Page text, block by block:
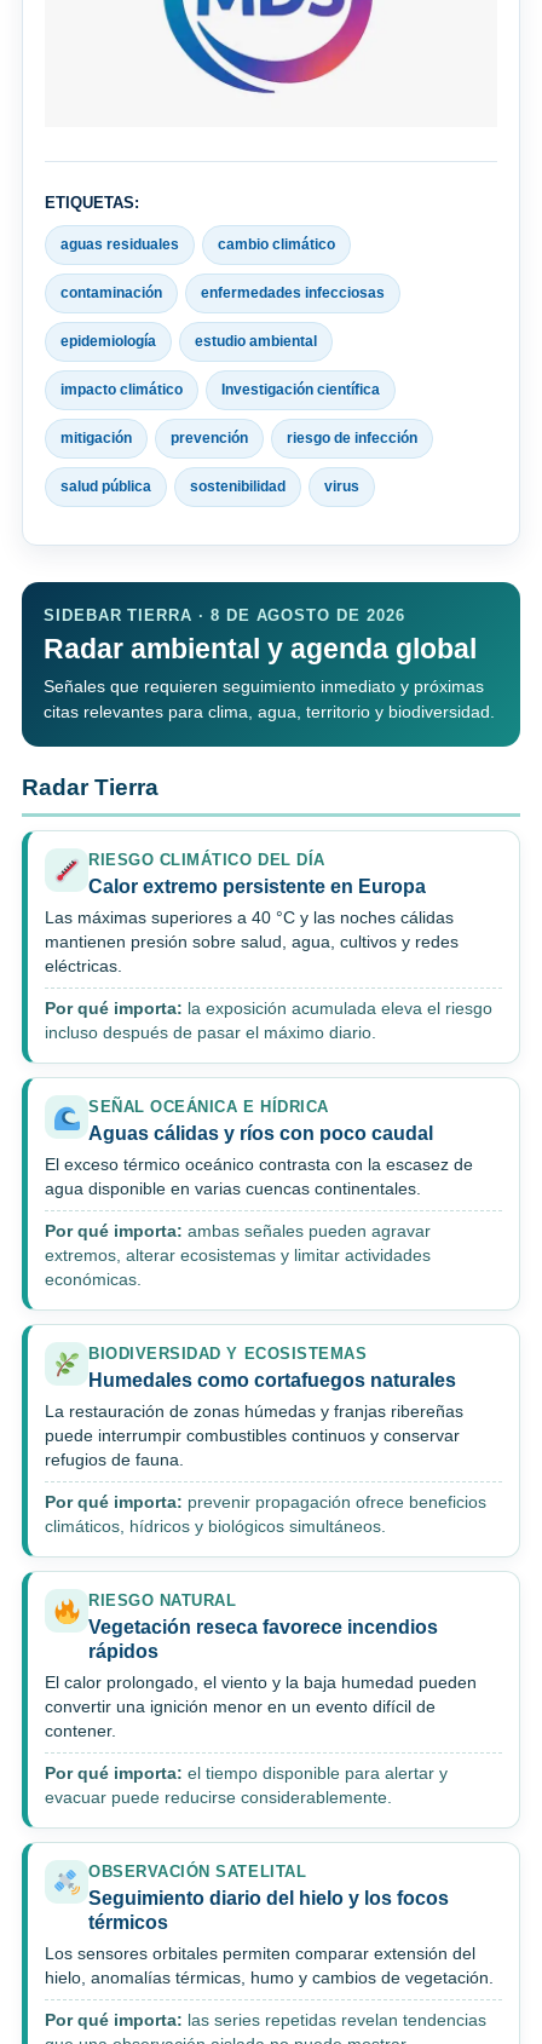
ETIQUETAS:
aguas residuales cambio climático
contaminación enfermedades infecciosas
epidemiología estudio ambiental
impacto climático Investigación científica
mitigación prevención riesgo de infección
salud pública sostenibilidad virus
SIDEBAR TIERRA · 8 DE AGOSTO DE 2026
Radar ambiental y agenda global
Señales que requieren seguimiento inmediato y próximas
citas relevantes para clima, agua, territorio y biodiversidad.
Radar Tierra
RIESGO CLIMÁTICO DEL DÍA
Calor extremo persistente en Europa
Las máximas superiores a 40 °C y las noches cálidas
mantienen presión sobre salud, agua, cultivos y redes
eléctricas.
Por qué importa: la exposición acumulada eleva el riesgo
incluso después de pasar el máximo diario.
SEÑAL OCEÁNICA E HÍDRICA
Aguas cálidas y ríos con poco caudal
El exceso térmico oceánico contrasta con la escasez de
agua disponible en varias cuencas continentales.
Por qué importa: ambas señales pueden agravar
extremos, alterar ecosistemas y limitar actividades
económicas.
BIODIVERSIDAD Y ECOSISTEMAS
Humedales como cortafuegos naturales
La restauración de zonas húmedas y franjas ribereñas
puede interrumpir combustibles continuos y conservar
refugios de fauna.
Por qué importa: prevenir propagación ofrece beneficios
climáticos, hídricos y biológicos simultáneos.
RIESGO NATURAL
Vegetación reseca favorece incendios
rápidos
El calor prolongado, el viento y la baja humedad pueden
convertir una ignición menor en un evento difícil de
contener.
Por qué importa: el tiempo disponible para alertar y
evacuar puede reducirse considerablemente.
OBSERVACIÓN SATELITAL
Seguimiento diario del hielo y los focos
térmicos
Los sensores orbitales permiten comparar extensión del
hielo, anomalías térmicas, humo y cambios de vegetación.
Por qué importa: las series repetidas revelan tendencias